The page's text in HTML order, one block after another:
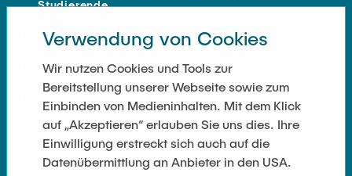
Studierende
Kontakt
Anfahrt
Presse und Medien
Merchandise-Shop
Cookie-Einstellungen
Verwendung von Cookies
Wir nutzen Cookies und Tools zur
Bereitstellung unserer Webseite sowie zum
Einbinden von Medieninhalten. Mit dem Klick
auf „Akzeptieren“ erlauben Sie uns dies. Ihre
Einwilligung erstreckt sich auch auf die
Datenübermittlung an Anbieter in den USA.